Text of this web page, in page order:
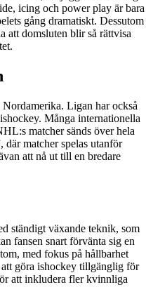
icing och power play är bara
gång dramatiskt. Dessutom
att domsluten blir så rättvisa
Ligan har också
Många internationella
matcher sänds över hela
matcher spelas utanför
att nå ut till en bredare
ständigt växande teknik, som
fansen snart förvänta sig en
med fokus på hållbarhet
göra ishockey tillgänglig för
att inkludera fler kvinnliga